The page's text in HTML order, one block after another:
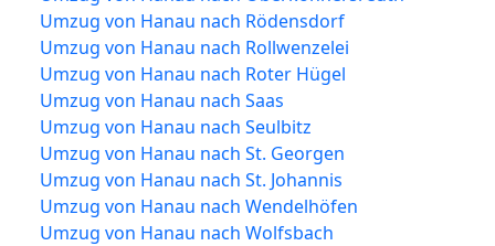
Umzug von Hanau nach Rödensdorf
Umzug von Hanau nach Rollwenzelei
Umzug von Hanau nach Roter Hügel
Umzug von Hanau nach Saas
Umzug von Hanau nach Seulbitz
Umzug von Hanau nach St. Georgen
Umzug von Hanau nach St. Johannis
Umzug von Hanau nach Wendelhöfen
Umzug von Hanau nach Wolfsbach